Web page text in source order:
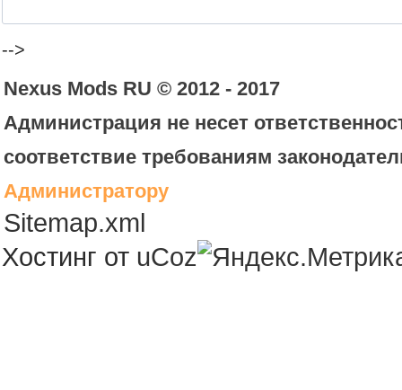
-->
Nexus Mods RU © 2012 - 2017
Администрация не несет
соответствие требованиям
Администратору
Sitemap.xml
Хостинг от uCoz